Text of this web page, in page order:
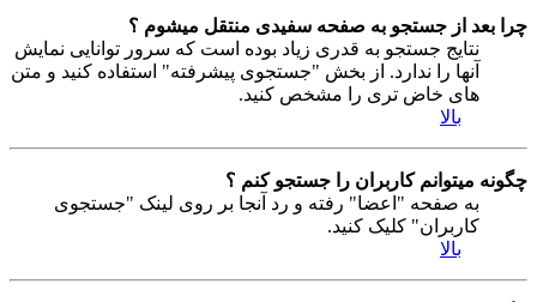
چرا بعد از جستجو به صفحه سفیدی منتقل میشوم ؟
نتایج جستجو به قدری زیاد بوده است که سرور توانایی نمایش
آنها را ندارد. از بخش "جستجوی پیشرفته" استفاده کنید و متن
های خاض تری را مشخص کنید.
بالا
چگونه میتوانم کاربران را جستجو کنم ؟
به صفحه "اعضا" رفته و رد آنجا بر روی لینک "جستجوی
کاربران" کلیک کنید.
بالا